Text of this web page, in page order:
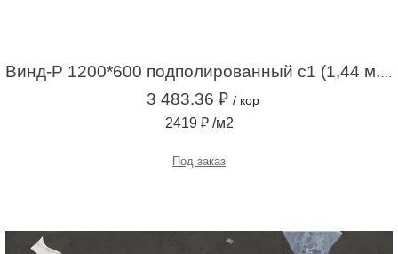
3 483.36 ₽ / кор
2419 ₽ /м2
Под заказ